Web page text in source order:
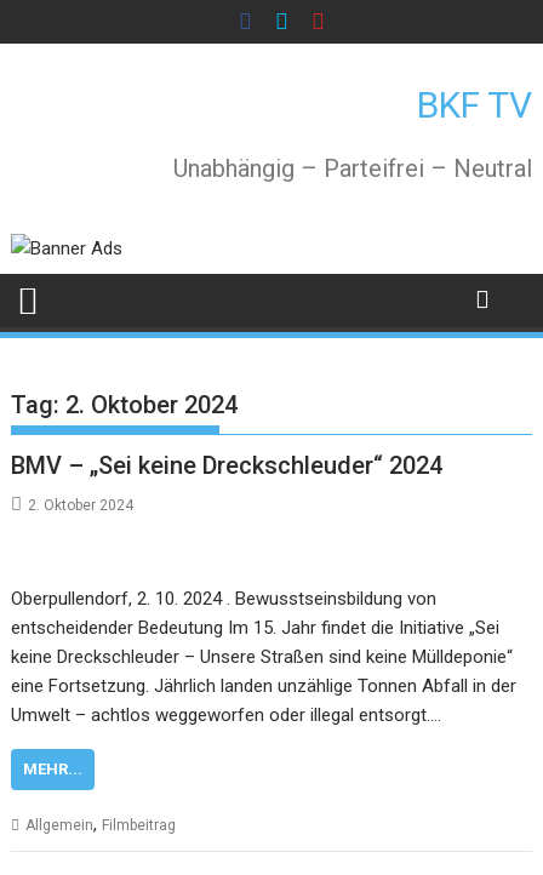
to
BKF TV
Unabhängig – Parteifrei – Neutral
Tag: 2. Oktober 2024
BMV – „Sei keine Dreckschleuder“ 2024
2. Oktober 2024
Oberpullendorf, 2. 10. 2024 . Bewusstseinsbildung von
entscheidender Bedeutung Im 15. Jahr findet die Initiative „Sei
keine Dreckschleuder – Unsere Straßen sind keine Mülldeponie“
eine Fortsetzung. Jährlich landen unzählige Tonnen Abfall in der
Umwelt – achtlos weggeworfen oder illegal entsorgt.…
MEHR...
Allgemein, Filmbeitrag